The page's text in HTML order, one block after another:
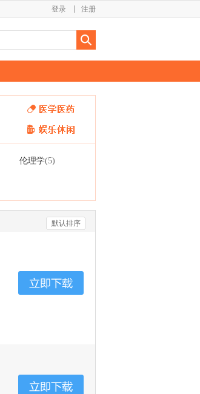
注册
登录
伦理学(5)
默认排序